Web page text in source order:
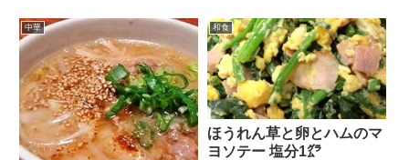
中華 和食
ほうれん草と卵とハムのマ
ヨソテー 塩分1㌘